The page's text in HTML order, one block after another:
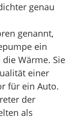
genau
genannt,
ein
Wärme. Sie
einer
für ein Auto.
der
als